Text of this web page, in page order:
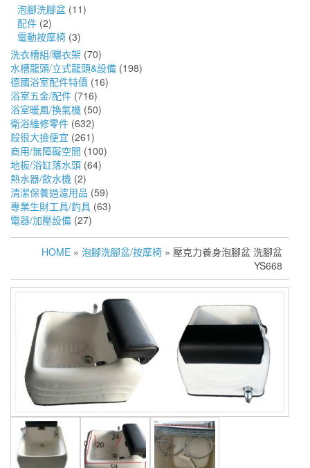
泡腳洗腳盆 (11)
配件 (2)
電動按摩椅 (3)
洗衣槽組/曬衣架 (70)
水槽龍頭/立式龍頭&設備 (198)
德國浴室配件特價 (16)
浴室五金/配件 (716)
浴室暖風/換氣機 (50)
衛浴維修零件 (632)
殺很大撿便宜 (261)
商用/無障礙空間 (100)
地板/浴缸落水頭 (64)
熱水器/飲水機 (2)
清潔保養過濾用品 (59)
專業生財工具/釣具 (63)
電器/加壓設備 (27)
HOME » 泡腳洗腳盆/按摩椅 » 壓克力養身泡腳盆 洗腳盆
YS668